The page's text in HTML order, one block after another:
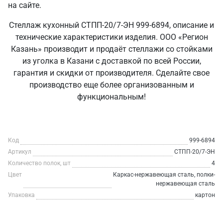
на сайте.
Стеллаж кухонный СТПП-20/7-ЭН 999-6894, описание и
технические характеристики изделия. ООО «Регион
Казань» производит и продаёт стеллажи со стойками
из уголка в Казани с доставкой по всей России,
гарантия и скидки от производителя. Сделайте свое
производство еще более организованным и
функциональным!
Код
999-6894
Артикул
СТПП-20/7-ЭН
Количество полок, шт
4
Цвет
Каркас-нержавеющая сталь, полки-
нержавеющая сталь
Упаковка
картон